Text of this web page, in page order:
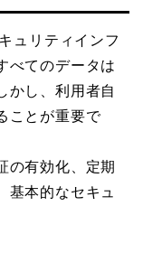
ュリティインフ
べてのデータは
かし、利用者自
ことが重要で
の有効化、定期
基本的なセキュ